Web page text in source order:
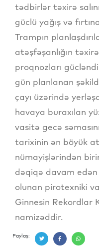
tədbirlər təxirə
güclü yağış və
Trampın
atəşfəşanlığın
proqnozları
gün planlanan
çayı üzərində
havaya buraxılan
vasitə gecə
tarixinin ən böyük
nümayişlərindən
dəqiqə davam
olunan pirotexniki
Ginnesin Rekordlar
namizəddir.
Paylaş: